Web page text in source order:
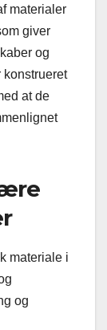
materialer
giver
og
konstrueret
at de
materiale i
og